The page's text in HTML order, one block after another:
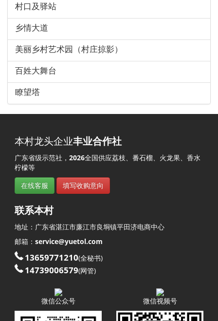
村口及驿站
乡情大道
美丽乡村艺术园（村庄掠影）
百姓大舞台
瞭望塔
本村龙头企业丰业合作社
广东省级示范社， 2026全国供应荔枝、番石榴、火龙果、香水
柠檬等
在线客服
填写收购意向
联系本村
地址： 广东省湛江市廉江市良垌镇平田济电商中心
邮箱： service@yuetol.com
13659771210(全秘书)
14739006579(网管)
微信公众号 微信视频号